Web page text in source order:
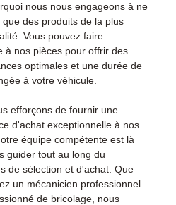
nous nous engageons à ne
que des produits de la plus
Vous pouvez faire
à nos pièces pour offrir des
optimales et une durée de
à votre véhicule.
efforçons de fournir une
d'achat exceptionnelle à nos
équipe compétente est là
guider tout au long du
de sélection et d'achat. Que
un mécanicien professionnel
de bricolage, nous